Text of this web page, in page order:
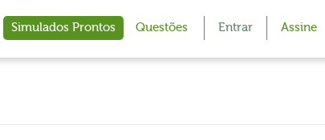
Simulados Prontos Questões Entrar Assine